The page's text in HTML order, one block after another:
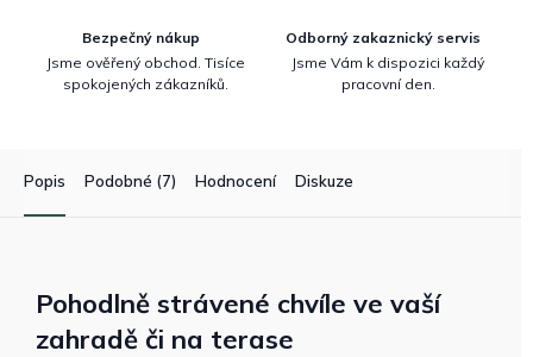
Bezpečný nákup
Jsme ověřený obchod. Tisíce
spokojených zákazníků.
Odborný zakaznický servis
Jsme Vám k dispozici každý
pracovní den.
Popis Podobné (7) Hodnocení Diskuze
Pohodlně strávené chvíle ve vaší
zahradě či na terase